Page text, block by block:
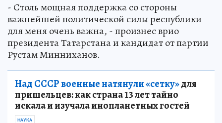
- Столь мощная поддержка со стороны
важнейшей политической силы республики
для меня очень важна, - произнес врио
президента Татарстана и кандидат от партии
Рустам Минниханов.
Над СССР военные натянули «сетку»для
пришельцев: как страна 13 лет тайно
искала и изучала инопланетных гостей
НАУКА